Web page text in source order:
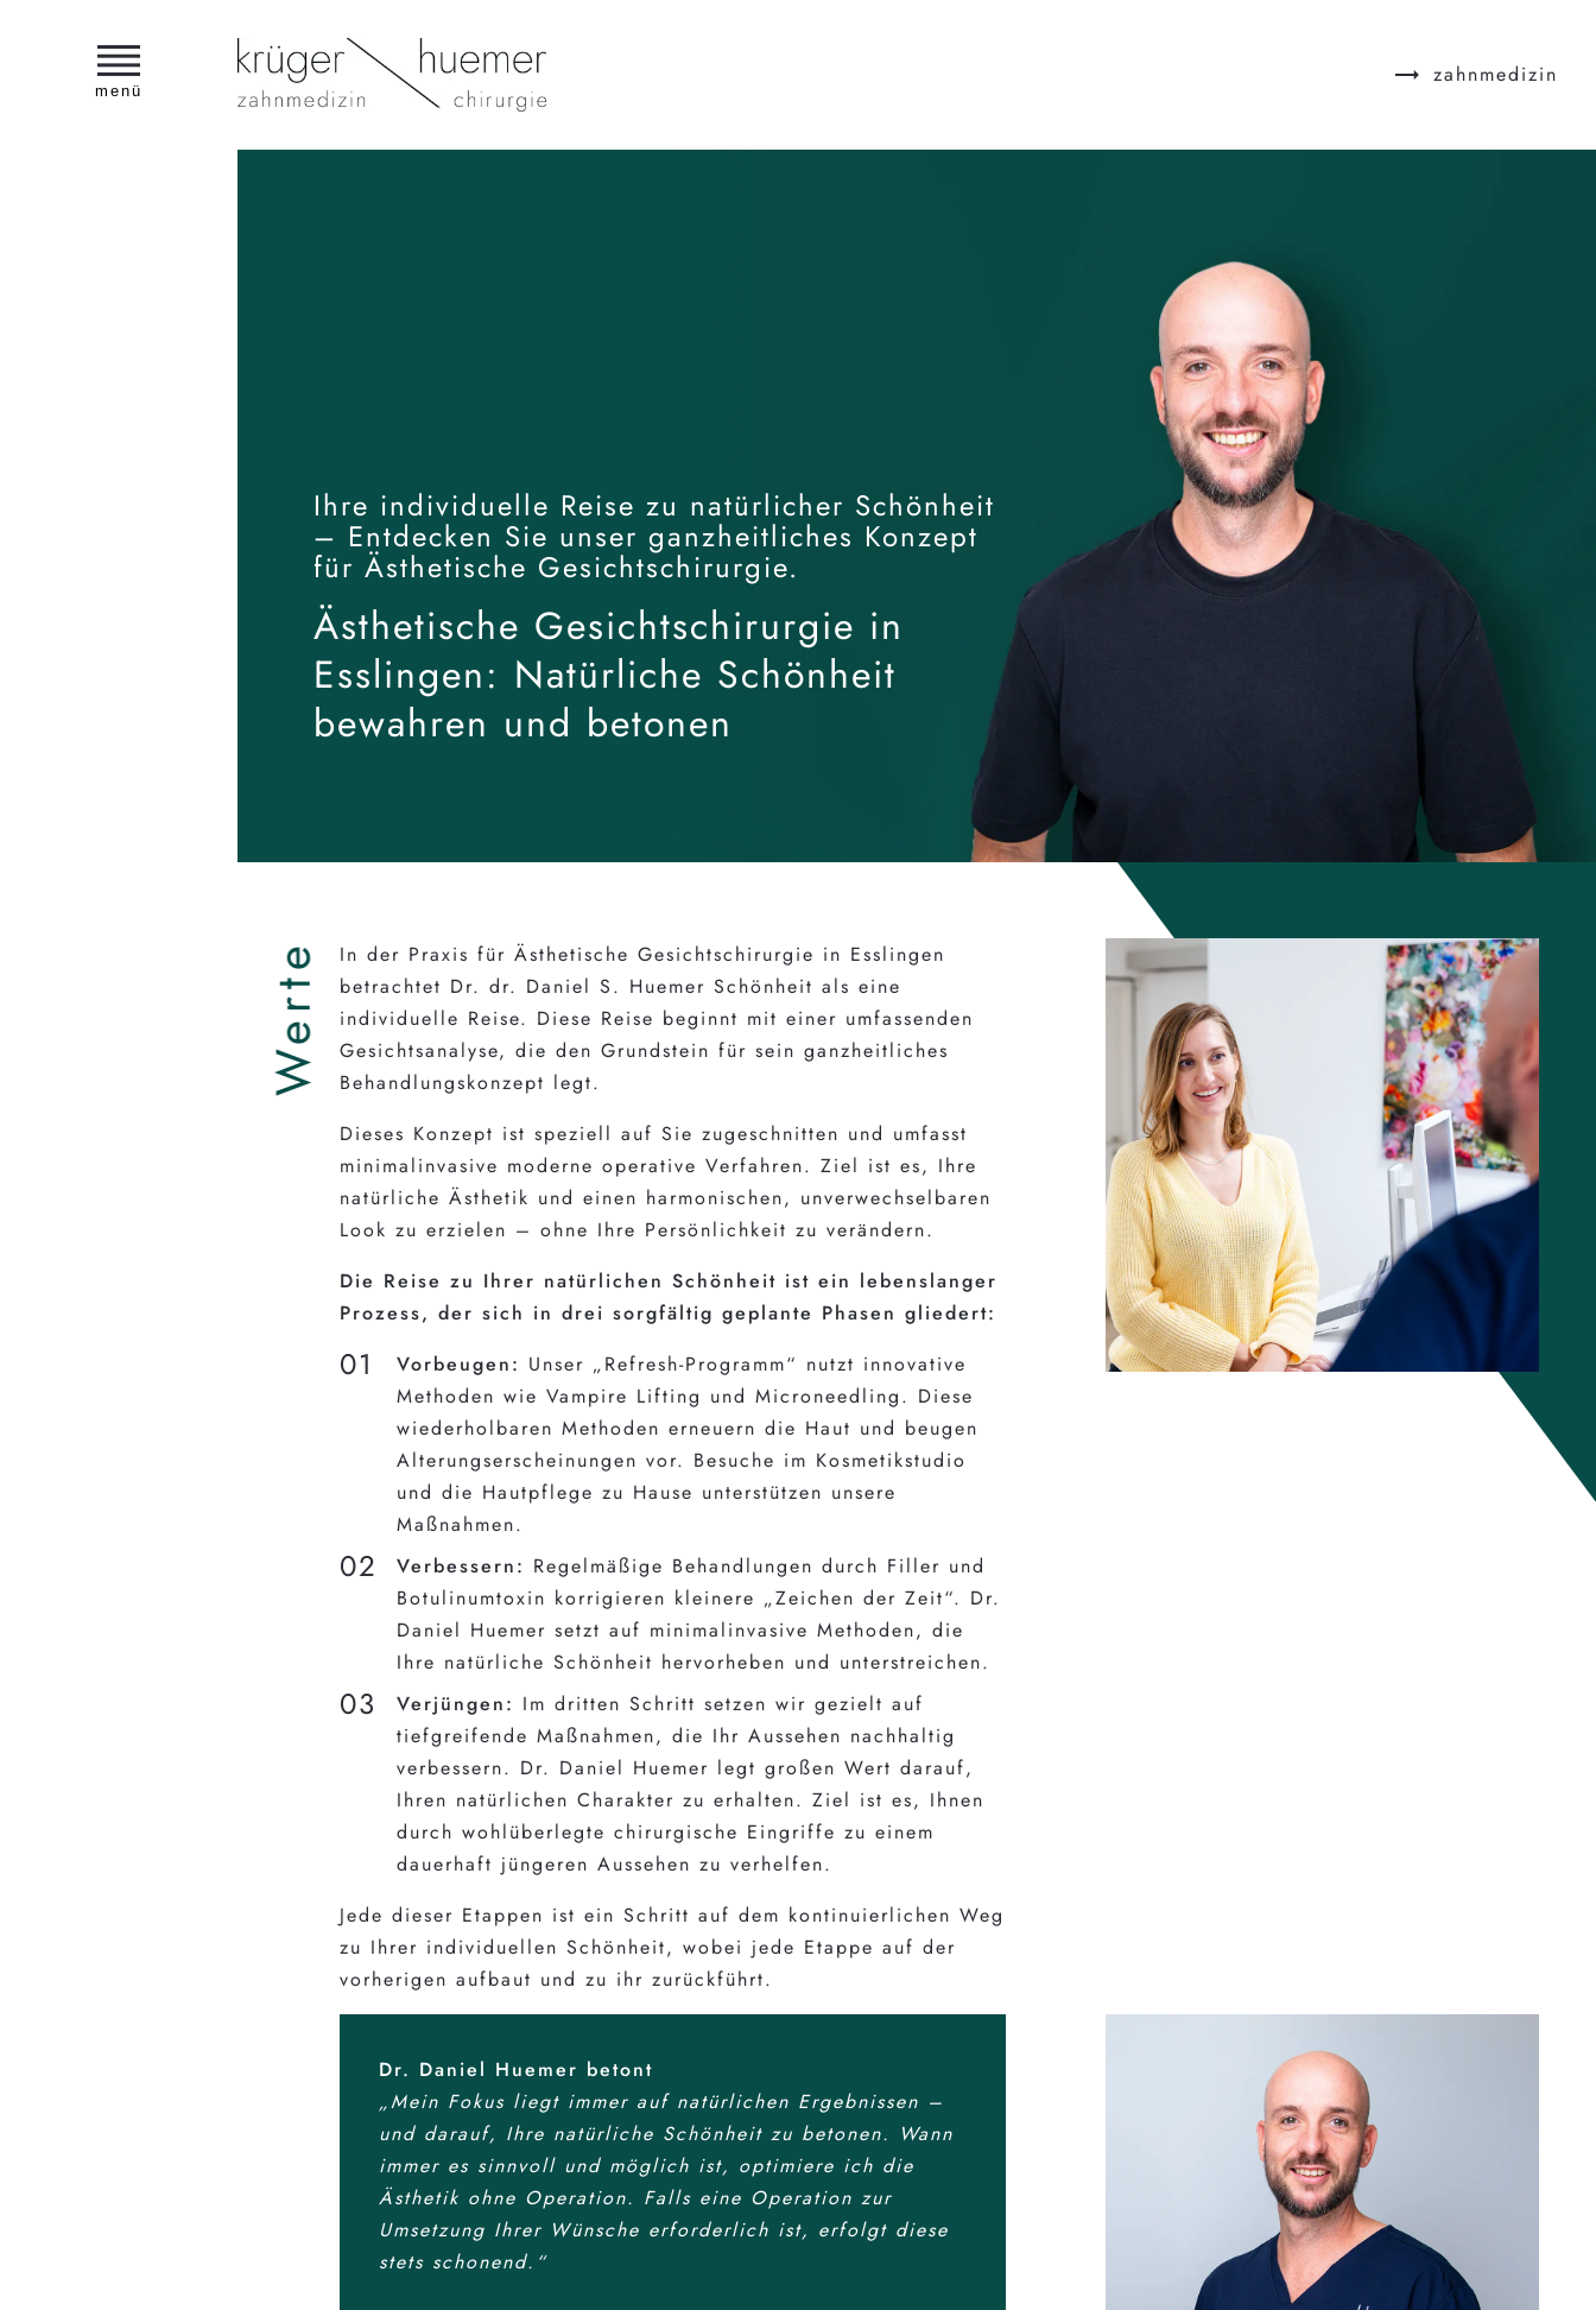
menü
zahnmedizin
Ihre individuelle Reise zu natürlicher Schönheit
– Entdecken Sie unser ganzheitliches Konzept
für Ästhetische Gesichtschirurgie.
Ästhetische Gesichtschirurgie in
Esslingen: Natürliche Schönheit
bewahren und betonen
Werte
In der Praxis für Ästhetische Gesichtschirurgie in Esslingen
betrachtet Dr. dr. Daniel S. Huemer Schönheit als eine
individuelle Reise. Diese Reise beginnt mit einer umfassenden
Gesichtsanalyse, die den Grundstein für sein ganzheitliches
Behandlungskonzept legt.
Dieses Konzept ist speziell auf Sie zugeschnitten und umfasst
minimalinvasive moderne operative Verfahren. Ziel ist es, Ihre
natürliche Ästhetik und einen harmonischen, unverwechselbaren
Look zu erzielen – ohne Ihre Persönlichkeit zu verändern.
Die Reise zu Ihrer natürlichen Schönheit ist ein lebenslanger
Prozess, der sich in drei sorgfältig geplante Phasen gliedert:
Vorbeugen: Unser „Refresh-Programm“ nutzt innovative
Methoden wie Vampire Lifting und Microneedling. Diese
wiederholbaren Methoden erneuern die Haut und beugen
Alterungserscheinungen vor. Besuche im Kosmetikstudio
und die Hautpflege zu Hause unterstützen unsere
Maßnahmen.
Verbessern: Regelmäßige Behandlungen durch Filler und
Botulinumtoxin korrigieren kleinere „Zeichen der Zeit“. Dr.
Daniel Huemer setzt auf minimalinvasive Methoden, die
Ihre natürliche Schönheit hervorheben und unterstreichen.
Verjüngen: Im dritten Schritt setzen wir gezielt auf
tiefgreifende Maßnahmen, die Ihr Aussehen nachhaltig
verbessern. Dr. Daniel Huemer legt großen Wert darauf,
Ihren natürlichen Charakter zu erhalten. Ziel ist es, Ihnen
durch wohlüberlegte chirurgische Eingriffe zu einem
dauerhaft jüngeren Aussehen zu verhelfen.
Jede dieser Etappen ist ein Schritt auf dem kontinuierlichen Weg
zu Ihrer individuellen Schönheit, wobei jede Etappe auf der
vorherigen aufbaut und zu ihr zurückführt.
Dr. Daniel Huemer betont
„Mein Fokus liegt immer auf natürlichen Ergebnissen –
und darauf, Ihre natürliche Schönheit zu betonen. Wann
immer es sinnvoll und möglich ist, optimiere ich die
Ästhetik ohne Operation. Falls eine Operation zur
Umsetzung Ihrer Wünsche erforderlich ist, erfolgt diese
stets schonend.“